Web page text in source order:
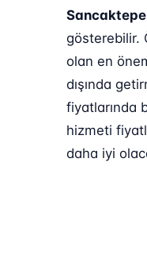
gösterebilir.
olan en
dışında
fiyatlarında
hizmeti
daha iyi